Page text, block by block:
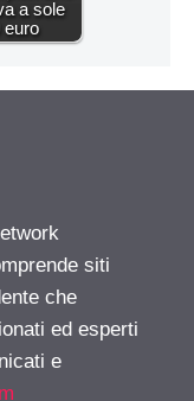
a sole
euro
siti
che
ed esperti
e